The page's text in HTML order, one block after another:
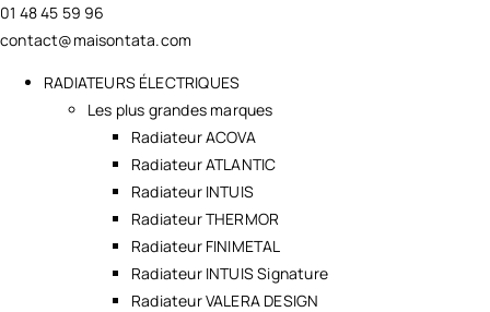
01 48 45 59 96
contact@maisontata.com
RADIATEURS ÉLECTRIQUES
Les plus grandes marques
Radiateur ACOVA
Radiateur ATLANTIC
Radiateur INTUIS
Radiateur THERMOR
Radiateur FINIMETAL
Radiateur INTUIS Signature
Radiateur VALERA DESIGN